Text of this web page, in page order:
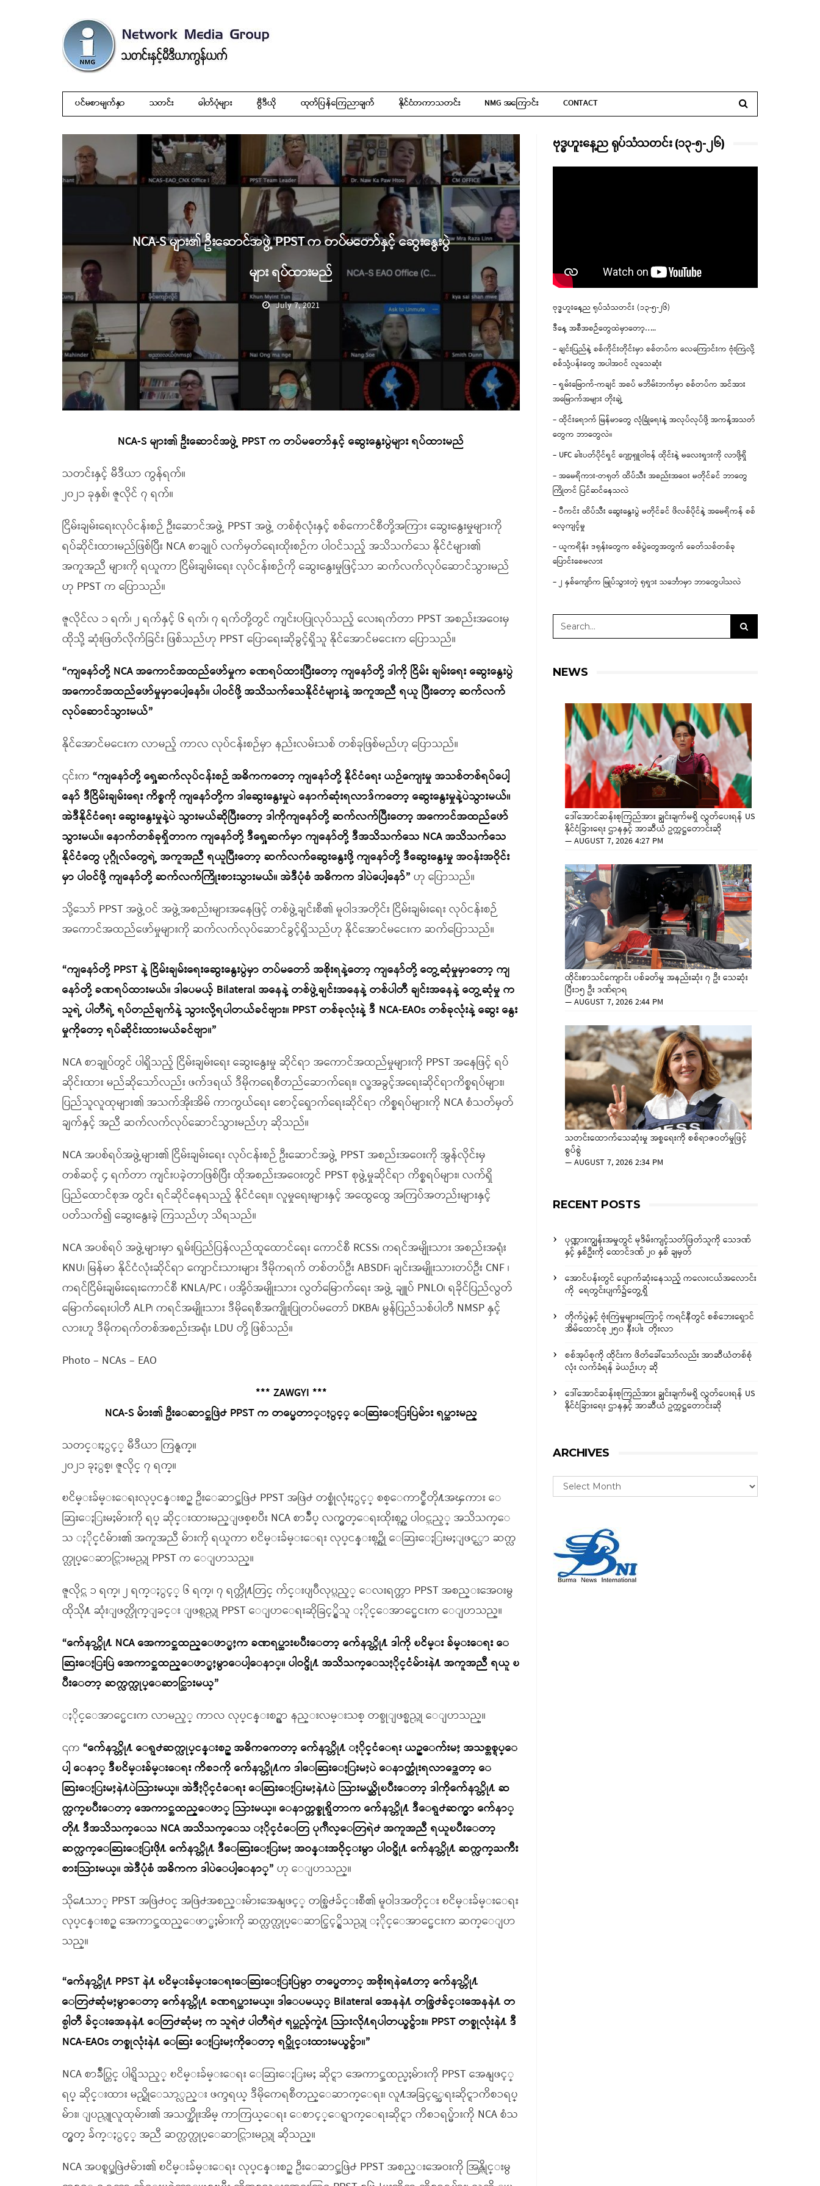
ပင်မစာမျက်နှာ သတင်း ဓါတ်ပုံများ ဗွီဒီယို ထုတ်ပြန်ကြေညာချက် နိုင်ငံတကာသတင်း NMG အကြောင်း CONTACT
NCA-S များ၏ ဦးဆောင်အဖွဲ့ PPST က တပ်မတော်နှင့် ဆွေးနွေးပွဲ
များ ရပ်ထားမည်
July 7, 2021
NCA-S များ၏ ဦးဆောင်အဖွဲ့ PPST က တပ်မတော်နှင့် ဆွေးနွေးပွဲများ ရပ်ထားမည်
သတင်းနှင့် မီဒီယာ ကွန်ရက်။
၂၀၂၁ ခုနှစ်၊ ဇူလိုင် ၇ ရက်။
ငြိမ်းချမ်းရေးလုပ်ငန်းစဉ် ဦးဆောင်အဖွဲ့ PPST အဖွဲ့ တစ်စုံလုံးနှင့် စစ်ကောင်စီတို့အကြား ဆွေးနွေးမှုများကို
ရပ်ဆိုင်းထားမည်ဖြစ်ပြီး NCA စာချုပ် လက်မှတ်ရေးထိုးစဉ်က ပါဝင်သည့် အသိသက်သေ နိုင်ငံများ၏
အကူအညီ များကို ရယူကာ ငြိမ်းချမ်းရေး လုပ်ငန်းစဉ်ကို ဆွေးနွေးမှုဖြင့်သာ ဆက်လက်လုပ်ဆောင်သွားမည်
ဟု PPST က ပြောသည်။
ဇူလိုင်လ ၁ ရက်၊ ၂ ရက်နှင့် ၆ ရက်၊ ၇ ရက်တို့တွင် ကျင်းပပြုလုပ်သည့် လေးရက်တာ PPST အစည်းအဝေးမှ
ထိုသို့ ဆုံးဖြတ်လိုက်ခြင်း ဖြစ်သည်ဟု PPST ပြောရေးဆိုခွင့်ရှိသူ နိုင်အောင်မငေးက ပြောသည်။
“ကျနော်တို့ NCA အကောင်အထည်ဖော်မှုက ခဏရပ်ထားပြီးတော့ ကျနော်တို့ ဒါကို ငြိမ်း ချမ်းရေး ဆွေးနွေးပွဲ
အကောင်အထည်ဖော်မှုမှာပေါ့နော်။ ပါဝင်ဖို့ အသိသက်သေနိုင်ငံများနဲ့ အကူအညီ ရယူ ပြီးတော့ ဆက်လက်
လုပ်ဆောင်သွားမယ်”
နိုင်အောင်မငေးက လာမည့် ကာလ လုပ်ငန်းစဉ်မှာ နည်းလမ်းသစ် တစ်ခုဖြစ်မည်ဟု ပြောသည်။
၎င်းက “ကျနော်တို့ ရှေ့ဆက်လုပ်ငန်းစဉ် အဓိကကတော့ ကျနော်တို့ နိုင်ငံရေး ယဉ်ကျေးမှု အသစ်တစ်ရပ်ပေါ့
နော် ဒီငြိမ်းချမ်းရေး ကိစ္စကို ကျနော်တို့က ဒါဆွေးနွေးမှုပဲ နောက်ဆုံးရလာဒ်ကတော့ ဆွေးနွေးမှုနဲ့ပဲသွားမယ်။
အဲဒီနိုင်ငံရေး ဆွေးနွေးမှုနဲ့ပဲ သွားမယ်ဆိုပြီးတော့ ဒါကိုကျနော်တို့ ဆက်လက်ပြီးတော့ အကောင်အထည်ဖော်
သွားမယ်။ နောက်တစ်ခုရှိတာက ကျနော်တို့ ဒီရှေ့ဆက်မှာ ကျနော်တို့ ဒီအသိသက်သေ NCA အသိသက်သေ
နိုင်ငံတွေ ပုဂ္ဂိုလ်တွေရဲ့ အကူအညီ ရယူပြီးတော့ ဆက်လက်ဆွေးနွေးဖို့ ကျနော်တို့ ဒီဆွေးနွေးမှု အဝန်းအဝိုင်း
မှာ ပါဝင်ဖို့ ကျနော်တို့ ဆက်လက်ကြိုးစားသွားမယ်။ အဲဒီပုံစံ အဓိကက ဒါပဲပေါ့နော်” ဟု ပြောသည်။
သို့သော် PPST အဖွဲ့ဝင် အဖွဲ့အစည်းများအနေဖြင့် တစ်ဖွဲ့ချင်းစီ၏ မူဝါဒအတိုင်း ငြိမ်းချမ်းရေး လုပ်ငန်းစဉ်
အကောင်အထည်ဖော်မှုများကို ဆက်လက်လုပ်ဆောင်ခွင့်ရှိသည်ဟု နိုင်အောင်မငေးက ဆက်ပြောသည်။
“ကျနော်တို့ PPST နဲ့ ငြိမ်းချမ်းရေးဆွေးနွေးပွဲမှာ တပ်မတော် အစိုးရနဲ့တော့ ကျနော်တို့ တွေ့ဆုံမှုမှာတော့ ကျ
နော်တို့ ခဏရပ်ထားမယ်။ ဒါပေမယ့် Bilateral အနေနဲ့ တစ်ဖွဲ့ချင်းအနေနဲ့ တစ်ပါတီ ချင်းအနေနဲ့ တွေ့ဆုံမှု က
သူရဲ့ ပါတီရဲ့ ရပ်တည်ချက်နဲ့ သွားလို့ရပါတယ်ခင်ဗျား။ PPST တစ်ခုလုံးနဲ့ ဒီ NCA-EAOs တစ်ခုလုံးနဲ့ ဆွေး နွေး
မှုကိုတော့ ရပ်ဆိုင်းထားမယ်ခင်ဗျာ။”
NCA စာချုပ်တွင် ပါရှိသည့် ငြိမ်းချမ်းရေး ဆွေးနွေးမှု ဆိုင်ရာ အကောင်အထည်မှုများကို PPST အနေဖြင့် ရပ်
ဆိုင်းထား မည်ဆိုသော်လည်း ဖက်ဒရယ် ဒီမိုကရေစီတည်ဆောက်ရေး၊ လူ့အခွင့်အရေးဆိုင်ရာကိစ္စရပ်များ၊
ပြည်သူလူထုများ၏ အသက်အိုးအိမ် ကာကွယ်ရေး စောင့်ရှောက်ရေးဆိုင်ရာ ကိစ္စရပ်များကို NCA စံသတ်မှတ်
ချက်နှင့် အညီ ဆက်လက်လုပ်ဆောင်သွားမည်ဟု ဆိုသည်။
NCA အပစ်ရပ်အဖွဲ့များ၏ ငြိမ်းချမ်းရေး လုပ်ငန်းစဉ် ဦးဆောင်အဖွဲ့ PPST အစည်းအဝေးကို အွန်လိုင်းမှ
တစ်ဆင့် ၄ ရက်တာ ကျင်းပခဲ့တာဖြစ်ပြီး ထိုအစည်းအဝေးတွင် PPST စုဖွဲ့မှုဆိုင်ရာ ကိစ္စရပ်များ၊ လက်ရှိ
ပြည်ထောင်စုအ တွင်း ရင်ဆိုင်နေရသည့် နိုင်ငံရေး၊ လူမှုရေးများနှင့် အထွေထွေ အကြပ်အတည်းများနှင့်
ပတ်သက်၍ ဆွေးနွေးခဲ့ ကြသည်ဟု သိရသည်။
NCA အပစ်ရပ် အဖွဲ့များမှာ ရှမ်းပြည်ပြန်လည်ထူထောင်ရေး ကောင်စီ RCSS၊ ကရင်အမျိုးသား အစည်းအရုံး
KNU၊ မြန်မာ နိုင်ငံလုံးဆိုင်ရာ ကျောင်းသားများ ဒီမိုကရက် တစ်တပ်ဦး ABSDF၊ ချင်းအမျိုးသားတပ်ဦး CNF ၊
ကရင်ငြိမ်းချမ်းရေးကောင်စီ KNLA/PC ၊ ပအို့ဝ်အမျိုးသား လွတ်မြောက်ရေး အဖွဲ့ ချူပ် PNLO၊ ရခိုင်ပြည်လွတ်
မြောက်ရေးပါတီ ALP၊ ကရင်အမျိုးသား ဒီမိုရေစီအကျိုးပြုတပ်မတော် DKBA၊ မွန်ပြည်သစ်ပါတီ NMSP နှင့်
လားဟူ ဒီမိုကရက်တစ်အစည်းအရုံး LDU တို့ ဖြစ်သည်။
Photo – NCAs – EAO
*** ZAWGYI ***
NCA-S မ်ား၏ ဦးေဆာင္အဖြဲ႕ PPST က တပ္မေတာ္ႏွင့္ ေဆြးေႏြးပြဲမ်ား ရပ္ထားမည္
သတင္းႏွင့္ မီဒီယာ ကြန္ရက္။
၂၀၂၁ ခုႏွစ္၊ ဇူလိုင္ ၇ ရက္။
ၿငိမ္းခ်မ္းေရးလုပ္ငန္းစဥ္ ဦးေဆာင္အဖြဲ႕ PPST အဖြဲ႕ တစ္စုံလုံးႏွင့္ စစ္ေကာင္စီတို႔အၾကား ေ
ဆြးေႏြးမႈမ်ားကို ရပ္ ဆိုင္းထားမည္ျဖစ္ၿပီး NCA စာခ်ဳပ္ လက္မွတ္ေရးထိုးစဥ္က ပါဝင္သည့္ အသိသက္ေ
သ ႏိုင္ငံမ်ား၏ အကူအညီ မ်ားကို ရယူကာ ၿငိမ္းခ်မ္းေရး လုပ္ငန္းစဥ္ကို ေဆြးေႏြးမႈျဖင့္သာ ဆက္လ
က္လုပ္ေဆာင္သြားမည္ဟု PPST က ေျပာသည္။
ဇူလိုင္လ ၁ ရက္၊ ၂ ရက္ႏွင့္ ၆ ရက္၊ ၇ ရက္တို႔တြင္ က်င္းပျပဳလုပ္သည့္ ေလးရက္တာ PPST အစည္းအေဝးမွ
ထိုသို႔ ဆုံးျဖတ္လိုက္ျခင္း ျဖစ္သည္ဟု PPST ေျပာေရးဆိုခြင့္ရွိသူ ႏိုင္ေအာင္မေငးက ေျပာသည္။
“က်ေနာ္တို႔ NCA အေကာင္အထည္ေဖာ္မႈက ခဏရပ္ထားၿပီးေတာ့ က်ေနာ္တို႔ ဒါကို ၿငိမ္း ခ်မ္းေရး ေ
ဆြးေႏြးပြဲ အေကာင္အထည္ေဖာ္မႈမွာေပါ့ေနာ္။ ပါဝင္ဖို႔ အသိသက္ေသႏိုင္ငံမ်ားနဲ႔ အကူအညီ ရယူ ၿ
ပီးေတာ့ ဆက္လက္လုပ္ေဆာင္သြားမယ္”
ႏိုင္ေအာင္မေငးက လာမည့္ ကာလ လုပ္ငန္းစဥ္မွာ နည္းလမ္းသစ္ တစ္ခုျဖစ္မည္ဟု ေျပာသည္။
၎က “က်ေနာ္တို႔ ေရွ႕ဆက္လုပ္ငန္းစဥ္ အဓိကကေတာ့ က်ေနာ္တို႔ ႏိုင္ငံေရး ယဥ္ေက်းမႈ အသစ္တစ္ရပ္ေ
ပါ့ ေနာ္ ဒီၿငိမ္းခ်မ္းေရး ကိစၥကို က်ေနာ္တို႔က ဒါေဆြးေႏြးမႈပဲ ေနာက္ဆုံးရလာဒ္ကေတာ့ ေ
ဆြးေႏြးမႈနဲ႔ပဲသြားမယ္။ အဲဒီႏိုင္ငံေရး ေဆြးေႏြးမႈနဲ႔ပဲ သြားမယ္ဆိုၿပီးေတာ့ ဒါကိုက်ေနာ္တို႔ ဆ
က္လက္ၿပီးေတာ့ အေကာင္အထည္ေဖာ္ သြားမယ္။ ေနာက္တစ္ခုရွိတာက က်ေနာ္တို႔ ဒီေရွ႕ဆက္မွာ က်ေနာ္
တို႔ ဒီအသိသက္ေသ NCA အသိသက္ေသ ႏိုင္ငံေတြ ပုဂၢိဳလ္ေတြရဲ႕ အကူအညီ ရယူၿပီးေတာ့
ဆက္လက္ေဆြးေႏြးဖို႔ က်ေနာ္တို႔ ဒီေဆြးေႏြးမႈ အဝန္းအဝိုင္းမွာ ပါဝင္ဖို႔ က်ေနာ္တို႔ ဆက္လက္ႀကိဳး
စားသြားမယ္။ အဲဒီပုံစံ အဓိကက ဒါပဲေပါ့ေနာ္” ဟု ေျပာသည္။
သို႔ေသာ္ PPST အဖြဲ႕ဝင္ အဖြဲ႕အစည္းမ်ားအေနျဖင့္ တစ္ဖြဲ႕ခ်င္းစီ၏ မူဝါဒအတိုင္း ၿငိမ္းခ်မ္းေရး
လုပ္ငန္းစဥ္ အေကာင္အထည္ေဖာ္မႈမ်ားကို ဆက္လက္လုပ္ေဆာင္ခြင့္ရွိသည္ဟု ႏိုင္ေအာင္မေငးက ဆက္ေျပာ
သည္။
“က်ေနာ္တို႔ PPST နဲ႔ ၿငိမ္းခ်မ္းေရးေဆြးေႏြးပြဲမွာ တပ္မေတာ္ အစိုးရနဲ႔ေတာ့ က်ေနာ္တို႔
ေတြ႕ဆုံမႈမွာေတာ့ က်ေနာ္တို႔ ခဏရပ္ထားမယ္။ ဒါေပမယ့္ Bilateral အေနနဲ႔ တစ္ဖြဲ႕ခ်င္းအေနနဲ႔ တ
စ္ပါတီ ခ်င္းအေနနဲ႔ ေတြ႕ဆုံမႈ က သူရဲ႕ ပါတီရဲ႕ ရပ္တည္ခ်က္နဲ႔ သြားလို႔ရပါတယ္ခင္ဗ်ား။ PPST တစ္ခုလုံးနဲ႔ ဒီ
NCA-EAOs တစ္ခုလုံးနဲ႔ ေဆြး ေႏြးမႈကိုေတာ့ ရပ္ဆိုင္းထားမယ္ခင္ဗ်ာ။”
NCA စာခ်ဳပ္တြင္ ပါရွိသည့္ ၿငိမ္းခ်မ္းေရး ေဆြးေႏြးမႈ ဆိုင္ရာ အေကာင္အထည္မႈမ်ားကို PPST အေနျဖင့္
ရပ္ ဆိုင္းထား မည္ဆိုေသာ္လည္း ဖက္ဒရယ္ ဒီမိုကေရစီတည္ေဆာက္ေရး၊ လူ႔အခြင့္အေရးဆိုင္ရာကိစၥရပ္
မ်ား၊ ျပည္သူလူထုမ်ား၏ အသက္အိုးအိမ္ ကာကြယ္ေရး ေစာင့္ေရွာက္ေရးဆိုင္ရာ ကိစၥရပ္မ်ားကို NCA စံသ
တ္မွတ္ ခ်က္ႏွင့္ အညီ ဆက္လက္လုပ္ေဆာင္သြားမည္ဟု ဆိုသည္။
NCA အပစ္ရပ္အဖြဲ႕မ်ား၏ ၿငိမ္းခ်မ္းေရး လုပ္ငန္းစဥ္ ဦးေဆာင္အဖြဲ႕ PPST အစည္းအေဝးကို အြန္လိုင္းမွ
ဗုဒ္ဓဟူးနေ့ည ရုပ်သံသတင်း (၁၃-၅-၂၆)
ဗုဒ္ဓဟူးနေ့ည ရုပ်သံသတင်း (၁၃-၅-၂၆)
ဒီနေ့ အစီအစဉ်တွေထဲမှာတော့…..
– ချင်းပြည်နဲ့ စစ်ကိုင်းတိုင်းမှာ စစ်တပ်က လေကြောင်းက ဗုံးကြဲလို့
စစ်သုံ့ပန်းတွေ အပါအဝင် လူသေဆုံး
– ရှမ်းမြောက်-ကချင် အစပ် မဘိမ်းဘက်မှာ စစ်တပ်က အင်အား
အမြောက်အများ တိုးချဲ့
– ထိုင်းရောက် မြန်မာတွေ လုံခြုံရေးနဲ့ အလုပ်လုပ်ဖို့ အကန့်အသတ်
တွေက ဘာတွေလဲ။
– UFC ခါးပတ်ပိုင်ရှင် ဂျော့ရှူဝါဗန် ထိုင်းနဲ့ မလေးရှားကို လာဖို့ရှိ
– အမေရိကား-တရုတ် ထိပ်သီး အစည်းအဝေး မတိုင်ခင် ဘာတွေ
ကြိုတင် ပြင်ဆင်နေသလဲ
– ပီကင်း ထိပ်သီး ဆွေးနွေးပွဲ မတိုင်ခင် ဖိလစ်ပိုင်နဲ့ အမေရိကန် စစ်
လေ့ကျင့်မှု
– ယူကရိန်း ဒရုန်းတွေက စစ်ပွဲတွေအတွက် ခေတ်သစ်တစ်ခု
ပြောင်းစေမလား
– ၂ နှစ်ကျော်က မြုပ်သွားတဲ့ ရုရှား သင်္ဘောမှာ ဘာတွေပါသလဲ
NEWS
ဒေါ်အောင်ဆန်းစုကြည်အား ချွင်းချက်မရှိ လွှတ်ပေးရန် US
နိုင်ငံခြားရေး ဌာနနှင့် အာဆီယံ ဥက္ကဋ္ဌတောင်းဆို
—AUGUST 7, 2026 4:27 PM
ထိုင်းစာသင်ကျောင်း ပစ်ခတ်မှု အနည်းဆုံး ၇ ဦး သေဆုံး
ပြီး၁၅ ဦး ဒဏ်ရာရ
—AUGUST 7, 2026 2:44 PM
သတင်းထောက်သေဆုံးမှု အစ္စရေးကို စစ်ရာဇဝတ်မှုဖြင့်
စွပ်စွဲ
—AUGUST 7, 2026 2:34 PM
RECENT POSTS
ပုဏ္ဏားကျွန်းအမှုတွင် မုဒိမ်းကျင့်သတ်ဖြတ်သူကို သေဒဏ်
နှင့် နှစ်ဦးကို ထောင်ဒဏ် ၂၀ နှစ် ချမှတ်
အောင်ပန်းတွင် ပျောက်ဆုံးနေသည့် ကလေးငယ်အလောင်း
ကို ရေတွင်းပျက်၌တွေ့ရှိ
တိုက်ပွဲနှင့် ဗုံးကြဲမှုများကြောင့် ကရင်နီတွင် စစ်ဘေးရှောင်
အိမ်ထောင်စု ၂၅၀ နီးပါး တိုးလာ
စစ်အုပ်စုကို ထိုင်းက ဖိတ်ခေါ်သော်လည်း အာဆီယံတစ်စုံ
လုံး လက်ခံရန် ခဲယဉ်းဟု ဆို
ဒေါ်အောင်ဆန်းစုကြည်အား ချွင်းချက်မရှိ လွှတ်ပေးရန် US
နိုင်ငံခြားရေး ဌာနနှင့် အာဆီယံ ဥက္ကဋ္ဌတောင်းဆို
ARCHIVES